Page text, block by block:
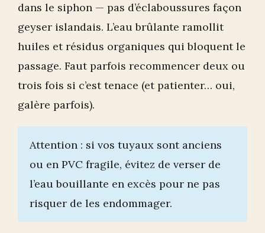
dans le siphon — pas d’éclaboussures façon
geyser islandais. L’eau brûlante ramollit
huiles et résidus organiques qui bloquent le
passage. Faut parfois recommencer deux ou
trois fois si c’est tenace (et patienter… oui,
galère parfois).
Attention : si vos tuyaux sont anciens
ou en PVC fragile, évitez de verser de
l’eau bouillante en excès pour ne pas
risquer de les endommager.